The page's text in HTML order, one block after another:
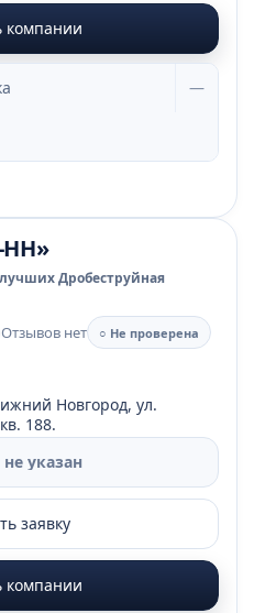
компании
—
НН»
Дробеструйная
Отзывов нет
○ Не проверена
Новгород, ул.
188.
указан
заявку
компании